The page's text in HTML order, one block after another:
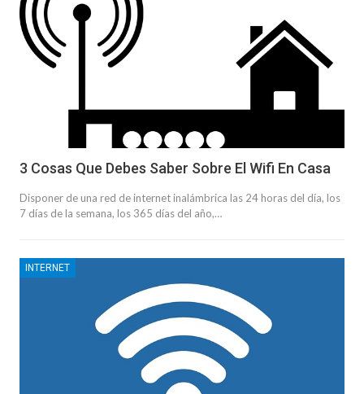
3 Cosas Que Debes Saber Sobre El Wifi En Casa
Disponer de una red de internet inalámbrica las 24 horas del día, los
7 días de la semana, los 365 días del año,…
INTERNET